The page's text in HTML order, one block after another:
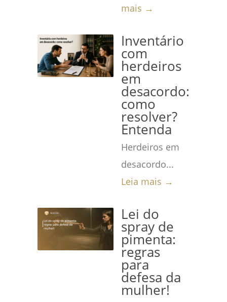
mais →
Inventário
com
herdeiros
em
desacordo:
como
resolver?
Entenda
Herdeiros em
desacordo...
Leia mais →
Lei do
spray de
pimenta:
regras
para
defesa da
mulher!